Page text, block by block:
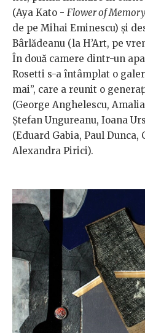
(Aya Kato - Flower of Memory
de pe Mihai Eminescu) și
Bârlădeanu (la H’Art, pe
În două camere dintr-un
Rosetti s-a întâmplat o
mai”, care a reunit o
(George Anghelescu,
Ștefan Ungureanu, Ioana
(Eduard Gabia, Paul Dunca,
Alexandra Pirici).